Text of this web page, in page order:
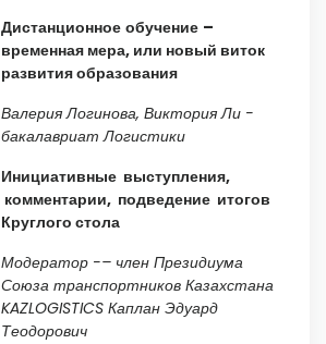
Дистанционное обучение –
временная мера, или новый виток
развития образования
ВалерияЛогинова, Виктория Ли -
бакалавриат Логистики
Инициативныевыступления,
комментарии, подведение итогов
Круглого стола
Модератор -– член Президиума
Союза транспортников Казахстана
KAZLOGISTICS Каплан Эдуард
Теодорович